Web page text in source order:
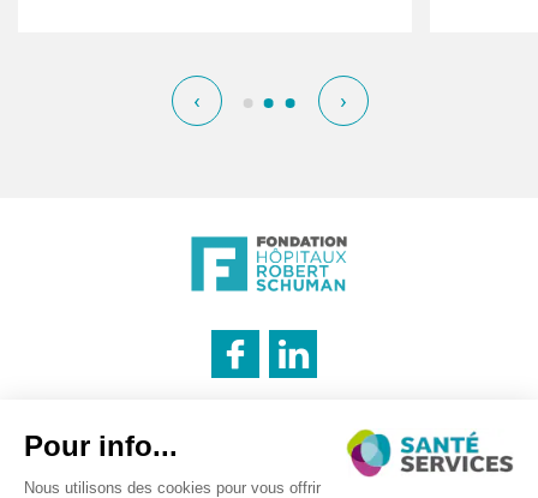
‹ ›